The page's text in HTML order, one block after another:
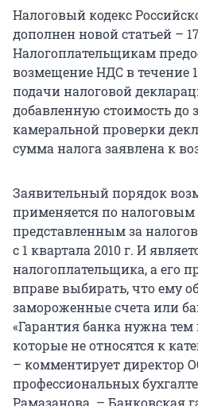
Налоговый кодекс
дополнен новой статьей –
Налогоплательщикам
возмещение НДС в течение
подачи налоговой
добавленную стоимость до
камеральной проверки
сумма налога заявлена к
Заявительный порядок
применяется по
представленным за
с 1 квартала 2010 г. И
налогоплательщика, а его
вправе выбирать, что ему
замороженные счета или
«Гарантия банка нужна
которые не относятся к
– комментирует директор
профессиональных
Рамазанова. – Банковская